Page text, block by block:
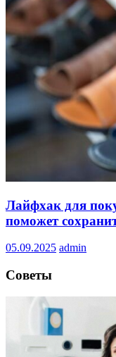
Лайфхак для
поможет
05.09.2025 admin
Советы